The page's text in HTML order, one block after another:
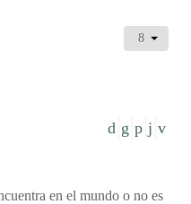
en el mundo o no es